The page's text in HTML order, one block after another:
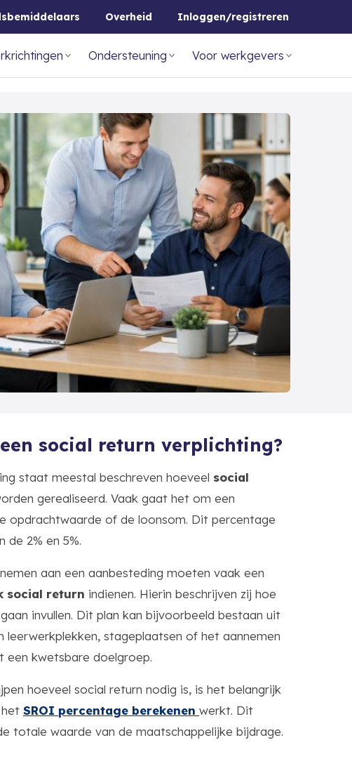
Overheid Inloggen/registreren
Ondersteuning Voor werkgevers
social return verplichting?
staat meestal beschreven hoeveel social
gerealiseerd. Vaak gaat het om een
opdrachtwaarde of de loonsom. Dit percentage
de 2% en 5%.
aan een aanbesteding moeten vaak een
social return indienen. Hierin beschrijven zij hoe
invullen. Dit plan kan bijvoorbeeld bestaan uit
leerwerkplekken, stageplaatsen of het aannemen
een kwetsbare doelgroep.
hoeveel social return nodig is, is het belangrijk
SROI percentage berekenen werkt. Dit
totale waarde van de maatschappelijke bijdrage.